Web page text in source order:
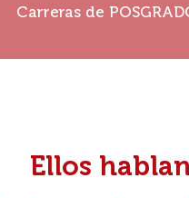
Carreras de
Ellos